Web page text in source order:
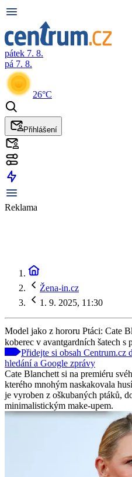
pátek 7. 8.
pá 7. 8.
26°C
Přihlášení
Reklama
Žena-in.cz
1. 9. 2025, 11:30
Model jako z hororu Ptáci: Cate
koberec v avantgardních šatech s
Přidejte si obsah
hledání a Google zprávy
Cate Blanchett si na premiéru
kterého mnohým naskakovala
je vyroben z oškubaných ptáků,
minimalistickým make-upem.